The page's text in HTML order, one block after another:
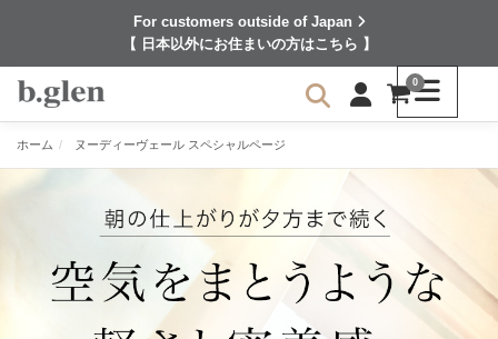
For customers outside of Japan
【 日本以外にお住まいの方はこちら 】
0
ホーム ヌーディーヴェール スペシャルページ